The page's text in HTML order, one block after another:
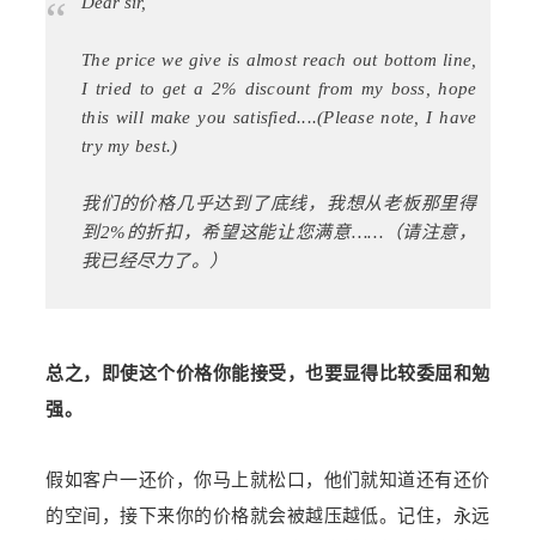
“
The price we give is almost reach out bottom line,
I tried to get a 2% discount from my boss, hope
this will make you satisfied....(Please note, I have
try my best.)
我们的价格几乎达到了底线，我想从老板那里得
到2%的折扣，希望这能让您满意……（请注意，
我已经尽力了。）
总之，即使这个价格你能接受，也要显得比较委屈和勉
强。
假如客户一还价，你马上就松口，他们就知道还有还价
的空间，接下来你的价格就会被越压越低。记住，永远